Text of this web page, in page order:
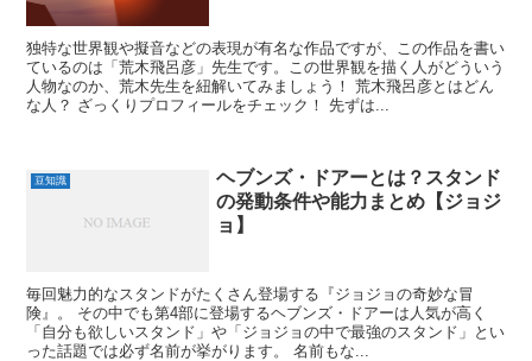
独特な世界観や擬音などの表現が有名な作品ですが、この作品を書い
ているのは「荒木飛呂彦」先生です。この世界観を描く人がどういう
人物なのか、荒木先生を紐解いてみましょう！ 荒木飛呂彦とはどん
な人？ ざっくりプロフィールをチェック！ 先ずは...
豆知識
ヘブンズ・ドアーとは？スタンド
の発動条件や能力まとめ【ジョジ
ョ】
毎回魅力的なスタンドがたくさん登場する『ジョジョの奇妙な冒
険』。 その中でも第4部に登場するヘブンズ・ドアーは人気が高く
「自分も欲しいスタンド」や「ジョジョの中で最強のスタンド」とい
った話題では必ず名前が挙がります。 名前もな...